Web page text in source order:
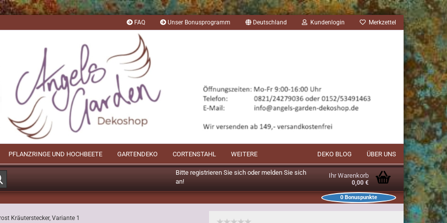
FAQ Unser Bonusprogramm Deutschland Kundenlogin Merkzettel
Bitte registrieren Sie sich oder melden Sie sich
an!
Ihr Warenkorb
0,00 €
0 Bonuspunkte
PFLANZRINGE UND HOCHBEETE GARTENDEKO CORTENSTAHL DEKO BLOG ÜBER UNS
WEITERE
Kräuterstecker, Variante 1